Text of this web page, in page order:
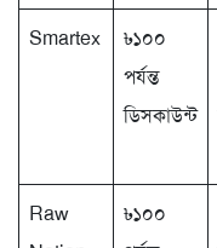
Smartex
৳১০০
পর্যন্ত
ডিসকাউন্ট
Raw
৳১০০